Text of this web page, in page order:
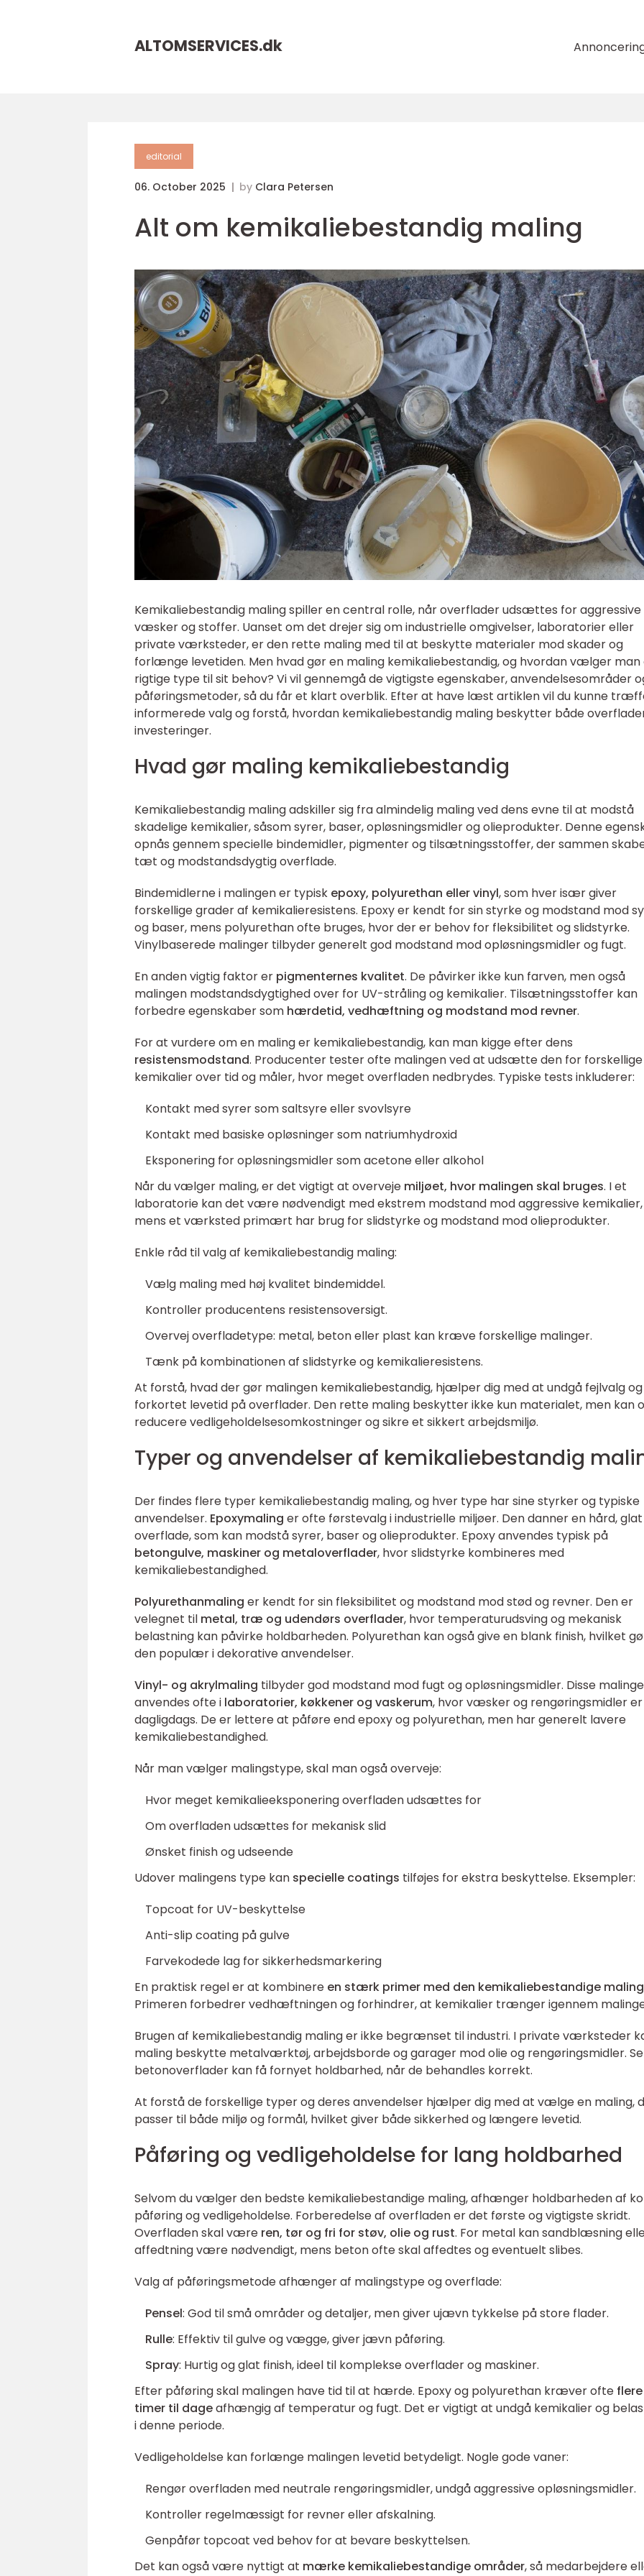
ALTOMSERVICES.dk
editorial
06. October 2025 by Clara Petersen
Alt om kemikaliebestandig maling
Kemikaliebestandig maling spiller en central rolle, når overflader udsættes for aggressive
væsker og stoffer. Uanset om det drejer sig om industrielle omgivelser, laboratorier eller
private værksteder, er den rette maling med til at beskytte materialer mod skader og
forlænge levetiden. Men hvad gør en maling kemikaliebestandig, og hvordan vælger man
rigtige type til sit behov? Vi vil gennemgå de vigtigste egenskaber, anvendelsesområder
påføringsmetoder, så du får et klart overblik. Efter at have læst artiklen vil du kunne
informerede valg og forstå, hvordan kemikaliebestandig maling beskytter både
investeringer.
Hvad gør maling kemikaliebestandig
Kemikaliebestandig maling adskiller sig fra almindelig maling ved dens evne til at modstå
skadelige kemikalier, såsom syrer, baser, opløsningsmidler og olieprodukter. Denne
opnås gennem specielle bindemidler, pigmenter og tilsætningsstoffer, der sammen
tæt og modstandsdygtig overflade.
Bindemidlerne i malingen er typisk epoxy, polyurethan eller vinyl, som hver især giver
forskellige grader af kemikalieresistens. Epoxy er kendt for sin styrke og modstand mod
og baser, mens polyurethan ofte bruges, hvor der er behov for fleksibilitet og slidstyrke.
Vinylbaserede malinger tilbyder generelt god modstand mod opløsningsmidler og fugt.
En anden vigtig faktor er pigmenternes kvalitet. De påvirker ikke kun farven, men også
malingen modstandsdygtighed over for UV-stråling og kemikalier. Tilsætningsstoffer kan
forbedre egenskaber som hærdetid, vedhæftning og modstand mod revner.
For at vurdere om en maling er kemikaliebestandig, kan man kigge efter dens
resistensmodstand. Producenter tester ofte malingen ved at udsætte den for forskellige
kemikalier over tid og måler, hvor meget overfladen nedbrydes. Typiske tests inkluderer:
Kontakt med syrer som saltsyre eller svovlsyre
Kontakt med basiske opløsninger som natriumhydroxid
Eksponering for opløsningsmidler som acetone eller alkohol
Når du vælger maling, er det vigtigt at overveje miljøet, hvor malingen skal bruges. I et
laboratorie kan det være nødvendigt med ekstrem modstand mod aggressive kemikalier,
mens et værksted primært har brug for slidstyrke og modstand mod olieprodukter.
Enkle råd til valg af kemikaliebestandig maling:
Vælg maling med høj kvalitet bindemiddel.
Kontroller producentens resistensoversigt.
Overvej overfladetype: metal, beton eller plast kan kræve forskellige malinger.
Tænk på kombinationen af slidstyrke og kemikalieresistens.
At forstå, hvad der gør malingen kemikaliebestandig, hjælper dig med at undgå fejlvalg og
forkortet levetid på overflader. Den rette maling beskytter ikke kun materialet, men kan
reducere vedligeholdelsesomkostninger og sikre et sikkert arbejdsmiljø.
Typer og anvendelser af kemikaliebestandig
Der findes flere typer kemikaliebestandig maling, og hver type har sine styrker og typiske
anvendelser. Epoxymaling er ofte førstevalg i industrielle miljøer. Den danner en hård, glat
overflade, som kan modstå syrer, baser og olieprodukter. Epoxy anvendes typisk på
betongulve, maskiner og metaloverflader, hvor slidstyrke kombineres med
kemikaliebestandighed.
Polyurethanmaling er kendt for sin fleksibilitet og modstand mod stød og revner. Den er
velegnet til metal, træ og udendørs overflader, hvor temperaturudsving og mekanisk
belastning kan påvirke holdbarheden. Polyurethan kan også give en blank finish, hvilket
den populær i dekorative anvendelser.
Vinyl- og akrylmaling tilbyder god modstand mod fugt og opløsningsmidler. Disse
anvendes ofte i laboratorier, køkkener og vaskerum, hvor væsker og rengøringsmidler er
dagligdags. De er lettere at påføre end epoxy og polyurethan, men har generelt lavere
kemikaliebestandighed.
Når man vælger malingstype, skal man også overveje:
Hvor meget kemikalieeksponering overfladen udsættes for
Om overfladen udsættes for mekanisk slid
Ønsket finish og udseende
Udover malingens type kan specielle coatings tilføjes for ekstra beskyttelse. Eksempler:
Topcoat for UV-beskyttelse
Anti-slip coating på gulve
Farvekodede lag for sikkerhedsmarkering
En praktisk regel er at kombinere en stærk primer med den kemikaliebestandige maling
Primeren forbedrer vedhæftningen og forhindrer, at kemikalier trænger igennem
Brugen af kemikaliebestandig maling er ikke begrænset til industri. I private værksteder
maling beskytte metalværktøj, arbejdsborde og garager mod olie og rengøringsmidler.
betonoverflader kan få fornyet holdbarhed, når de behandles korrekt.
At forstå de forskellige typer og deres anvendelser hjælper dig med at vælge en maling,
passer til både miljø og formål, hvilket giver både sikkerhed og længere levetid.
Påføring og vedligeholdelse for lang holdbarhed
Selvom du vælger den bedste kemikaliebestandige maling, afhænger holdbarheden af
påføring og vedligeholdelse. Forberedelse af overfladen er det første og vigtigste skridt.
Overfladen skal være ren, tør og fri for støv, olie og rust. For metal kan sandblæsning
affedtning være nødvendigt, mens beton ofte skal affedtes og eventuelt slibes.
Valg af påføringsmetode afhænger af malingstype og overflade:
Pensel: God til små områder og detaljer, men giver ujævn tykkelse på store flader.
Rulle: Effektiv til gulve og vægge, giver jævn påføring.
Spray: Hurtig og glat finish, ideel til komplekse overflader og maskiner.
Efter påføring skal malingen have tid til at hærde. Epoxy og polyurethan kræver ofte flere
timer til dageafhængig af temperatur og fugt. Det er vigtigt at undgå kemikalier og
i denne periode.
Vedligeholdelse kan forlænge malingen levetid betydeligt. Nogle gode vaner:
Rengør overfladen med neutrale rengøringsmidler, undgå aggressive opløsningsmidler.
Kontroller regelmæssigt for revner eller afskalning.
Genpåfør topcoat ved behov for at bevare beskyttelsen.
Det kan også være nyttigt at mærke kemikaliebestandige områder, så medarbejdere